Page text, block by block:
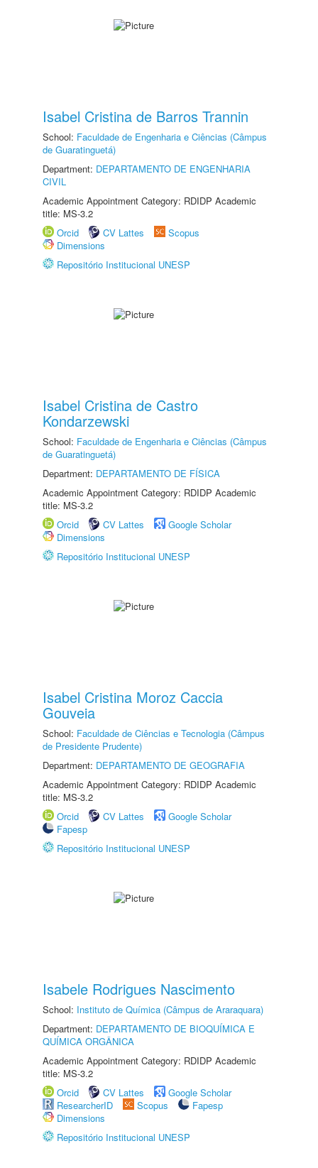
Isabel Cristina de Barros Trannin
School: Faculdade de Engenharia e Ciências (Câmpus
de Guaratinguetá)
Department: DEPARTAMENTO DE ENGENHARIA
CIVIL
Academic Appointment Category: RDIDP Academic
title: MS-3.2
Orcid
CV Lattes
Scopus
Dimensions
Repositório Institucional UNESP
Isabel Cristina de Castro
Kondarzewski
School: Faculdade de Engenharia e Ciências (Câmpus
de Guaratinguetá)
Department: DEPARTAMENTO DE FÍSICA
Academic Appointment Category: RDIDP Academic
title: MS-3.2
Orcid
CV Lattes
Google Scholar
Dimensions
Repositório Institucional UNESP
Isabel Cristina Moroz Caccia
Gouveia
School: Faculdade de Ciências e Tecnologia (Câmpus
de Presidente Prudente)
Department: DEPARTAMENTO DE GEOGRAFIA
Academic Appointment Category: RDIDP Academic
title: MS-3.2
Orcid
CV Lattes
Google Scholar
Fapesp
Repositório Institucional UNESP
Isabele Rodrigues Nascimento
School: Instituto de Química (Câmpus de Araraquara)
Department: DEPARTAMENTO DE BIOQUÍMICA E
QUÍMICA ORGÂNICA
Academic Appointment Category: RDIDP Academic
title: MS-3.2
Orcid
CV Lattes
Google Scholar
ResearcherID
Scopus
Fapesp
Dimensions
Repositório Institucional UNESP